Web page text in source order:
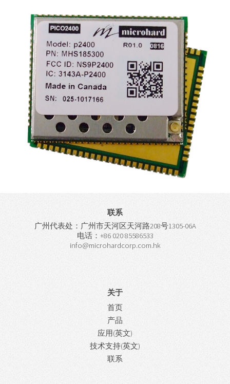
联系
广州代表处：广州市天河区天河路208号1305-06A
电话：+86 020 85586533
info@microhardcorp.com.hk
关于
首页
产品
应用(英文)
技术支持(英文)
联系